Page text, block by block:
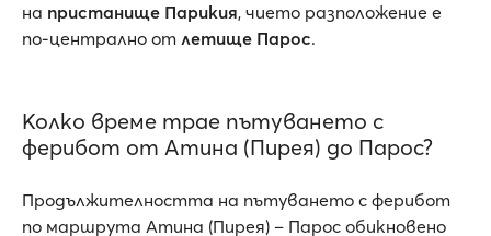
на пристанище Парикия, чието разположение е
по-централно от летище Парос.
Колко време трае пътуването с
ферибот от Атина (Пирея) до Парос?
Продължителността на пътуването с ферибот
по маршрута Атина (Пирея) – Парос обикновено